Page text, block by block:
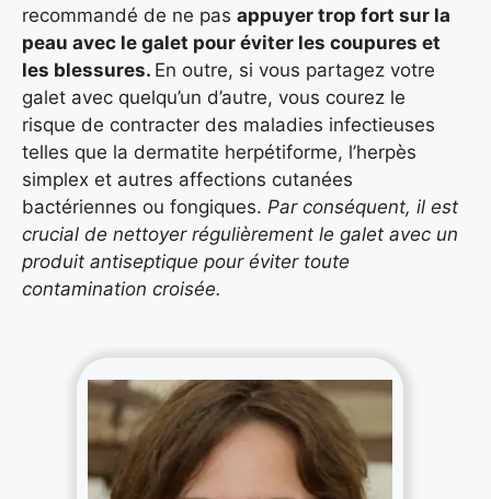
recommandé de ne pas appuyer trop fort sur la
peau avec le galet pour éviter les coupures et
les blessures. En outre, si vous partagez votre
galet avec quelqu’un d’autre, vous courez le
risque de contracter des maladies infectieuses
telles que la dermatite herpétiforme, l’herpès
simplex et autres affections cutanées
bactériennes ou fongiques. Par conséquent, il est
crucial de nettoyer régulièrement le galet avec un
produit antiseptique pour éviter toute
contamination croisée.